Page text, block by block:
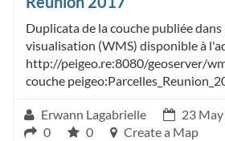
Duplicata de la couche publiée dans
visualisation (WMS) disponible à
http://peigeo.re:8080/geoserver/
couche
Erwann Lagabrielle 23
0
0 Create a Map